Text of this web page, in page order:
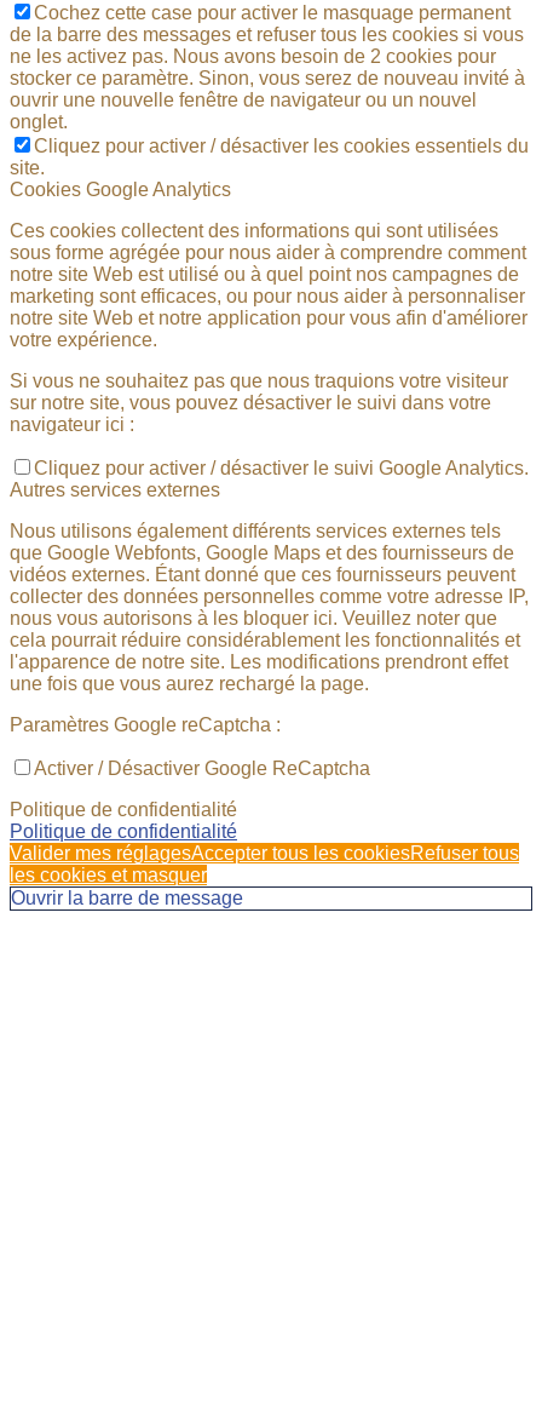
Cochez cette case pour activer le masquage permanent
de la barre des messages et refuser tous les cookies si vous
ne les activez pas. Nous avons besoin de 2 cookies pour
stocker ce paramètre. Sinon, vous serez de nouveau invité à
ouvrir une nouvelle fenêtre de navigateur ou un nouvel
onglet.
Cliquez pour activer / désactiver les cookies essentiels du
site.
Cookies Google Analytics
Ces cookies collectent des informations qui sont utilisées
sous forme agrégée pour nous aider à comprendre comment
notre site Web est utilisé ou à quel point nos campagnes de
marketing sont efficaces, ou pour nous aider à personnaliser
notre site Web et notre application pour vous afin d'améliorer
votre expérience.
Si vous ne souhaitez pas que nous traquions votre visiteur
sur notre site, vous pouvez désactiver le suivi dans votre
navigateur ici :
Cliquez pour activer / désactiver le suivi Google Analytics.
Autres services externes
Nous utilisons également différents services externes tels
que Google Webfonts, Google Maps et des fournisseurs de
vidéos externes. Étant donné que ces fournisseurs peuvent
collecter des données personnelles comme votre adresse IP,
nous vous autorisons à les bloquer ici. Veuillez noter que
cela pourrait réduire considérablement les fonctionnalités et
l'apparence de notre site. Les modifications prendront effet
une fois que vous aurez rechargé la page.
Paramètres Google reCaptcha :
Activer / Désactiver Google ReCaptcha
Politique de confidentialité
Politique de confidentialité
Valider mes réglagesAccepter tous les cookiesRefuser tous
les cookies et masquer
Ouvrir la barre de message